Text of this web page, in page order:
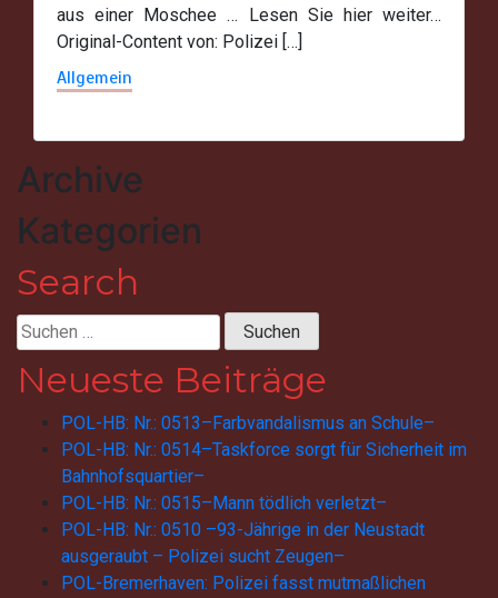
aus einer Moschee … Lesen Sie hier weiter…
Original-Content von: Polizei […]
Allgemein
Archive
Kategorien
Search
Suchen
nach:
Neueste Beiträge
POL-HB: Nr.: 0513–Farbvandalismus an Schule–
POL-HB: Nr.: 0514–Taskforce sorgt für Sicherheit im
Bahnhofsquartier–
POL-HB: Nr.: 0515–Mann tödlich verletzt–
POL-HB: Nr.: 0510 –93-Jährige in der Neustadt
ausgeraubt – Polizei sucht Zeugen–
POL-Bremerhaven: Polizei fasst mutmaßlichen